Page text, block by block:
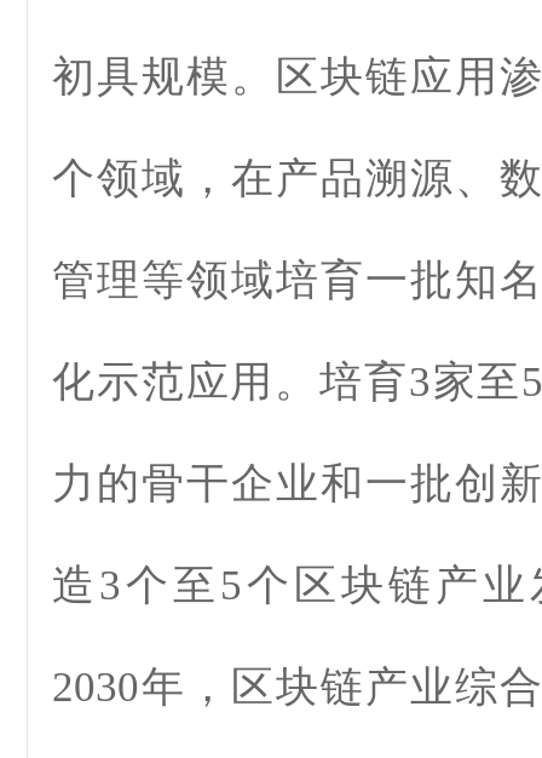
初具规模。区块链应用
个领域，在产品溯源、
管理等领域培育一批知
化示范应用。培育3家至
力的骨干企业和一批创
造3个至5个区块链产
2030年，区块链产业综